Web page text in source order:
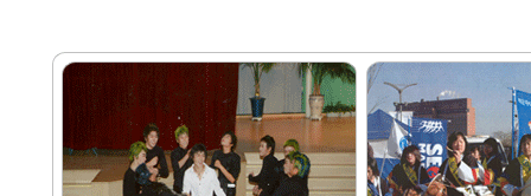
L
복
사
하
기
게
경
하
기
게
변
경
하
기